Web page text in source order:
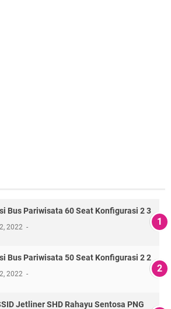
Bus Pariwisata 60 Seat Konfigurasi 2 3
2022
Bus Pariwisata 50 Seat Konfigurasi 2 2
2022
Jetliner SHD Rahayu Sentosa PNG